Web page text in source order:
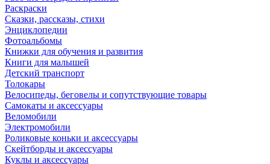
Раскраски
Сказки, рассказы, стихи
Энциклопедии
Фотоальбомы
Книжки для обучения и развития
Книги для малышей
Детский транспорт
Толокары
Велосипеды, беговелы и сопутствующие товары
Самокаты и аксессуары
Веломобили
Электромобили
Роликовые коньки и аксессуары
Скейтборды и аксессуары
Куклы и аксессуары